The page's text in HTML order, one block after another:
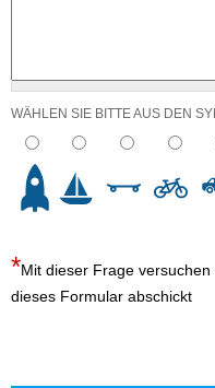
WÄHLEN SIE BITTE AUS DEN
Mit dieser Frage
dieses Formular abschickt